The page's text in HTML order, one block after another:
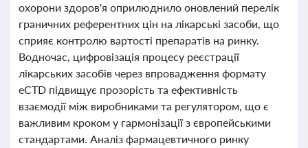
охорони здоров'я оприлюднило оновлений перелік
граничних референтних цін на лікарські засоби, що
сприяє контролю вартості препаратів на ринку.
Водночас, цифровізація процесу реєстрації
лікарських засобів через впровадження формату
eCTD підвищує прозорість та ефективність
взаємодії між виробниками та регулятором, що є
важливим кроком у гармонізації з європейськими
стандартами. Аналіз фармацевтичного ринку